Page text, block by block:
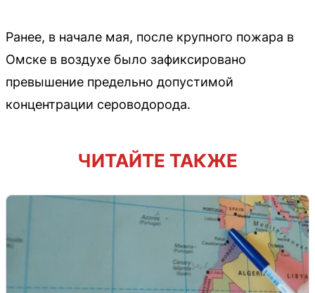
Ранее, в начале мая, после крупного пожара в
Омске в воздухе было зафиксировано
превышение предельно допустимой
концентрации сероводорода.
ЧИТАЙТЕ ТАКЖЕ